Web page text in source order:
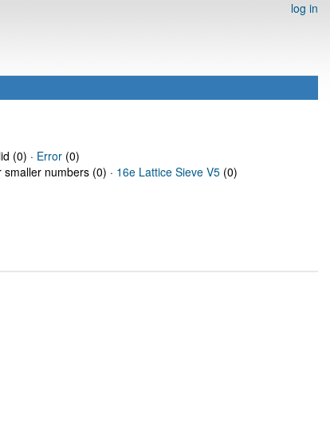
log in
(0) · Error(0)
numbers (0) · 16e Lattice Sieve V5 (0)